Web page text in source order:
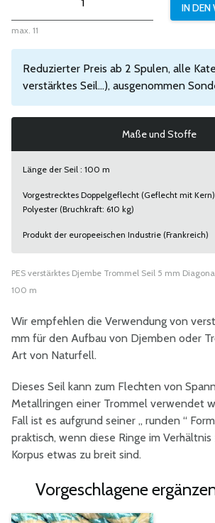
max. 11
Reduzierter Preis ab 2 Spulen, alle
verstärktes Seil...), ausgenommen
Maße und Stoffe
Länge der Seil : 100 m
Vorgestrecktes Doppelgeflecht (Geflecht mit Kern)
Polyester (Bruchkraft: 610 kg)
Produkt der europeeischen Industrie (Frankreich)
PES verstärktes Djembe Trommel Seil 5 mm
100 m
Wir empfehlen die Verwendung von
mm für den Aufbau von Djemben oder
Art von Naturfell.
Dieses Seil kann zum Flechten von
Metallringen einer Trommel verwendet
Fall ist es aufgrund seiner „ runden “
praktisch, wenn diese Ringe im
Korpus etwas zu breit sind.
Vorgeschlagene